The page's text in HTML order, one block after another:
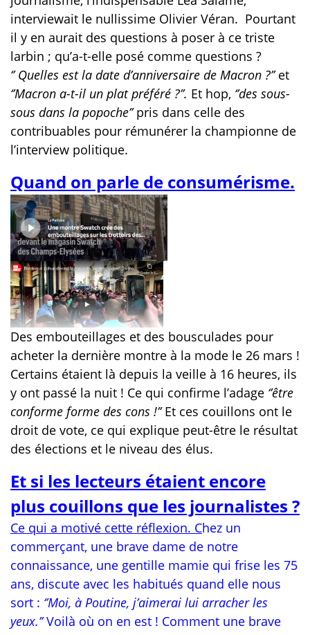
interviewait le nullissime Olivier Véran. Pourtant
il y en aurait des questions à poser à ce triste
larbin ; qu’a-t-elle posé comme questions ?
‘’ Quelles est la date d’anniversaire de Macron ?’’et
‘’Macron a-t-il un plat préféré ?’’. Et hop, ‘’des sous-
sous dans la popoche’’pris dans celle des
contribuables pour rémunérer la championne de
l’interview politique.
Quand on parle de consumérisme.
Des embouteillages et des bousculades pour
acheter la dernière montre à la mode le 26 mars !
Certains étaient là depuis la veille à 16 heures, ils
y ont passé la nuit ! Ce qui confirme l’adage ‘’être
conforme forme des cons !’’Et ces couillons ont le
droit de vote, ce qui explique peut-être le résultat
des élections et le niveau des élus.
Et si les lecteurs étaient encore
plus couillons que les journalistes ?
Ce qui a motivé cette réflexion. Chez un
commerçant, une brave dame de notre
connaissance, une gentille mamie qui frise les 75
ans, discute avec les habitués quand elle nous
sort : ‘’Moi, à Poutine, j’aimerai lui arracher les
yeux.’’Voilà où on en est ! Comment une brave